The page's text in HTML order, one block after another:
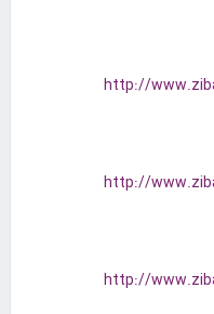
http://
http://
http://